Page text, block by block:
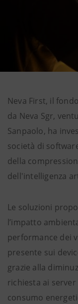
Neva First, il
da Neva Sgr,
Sanpaolo, ha
società di
della
dell'intelligenza
Le soluzioni
l’impatto
performance dei
presente sui
grazie alla
richiesta ai
consumo